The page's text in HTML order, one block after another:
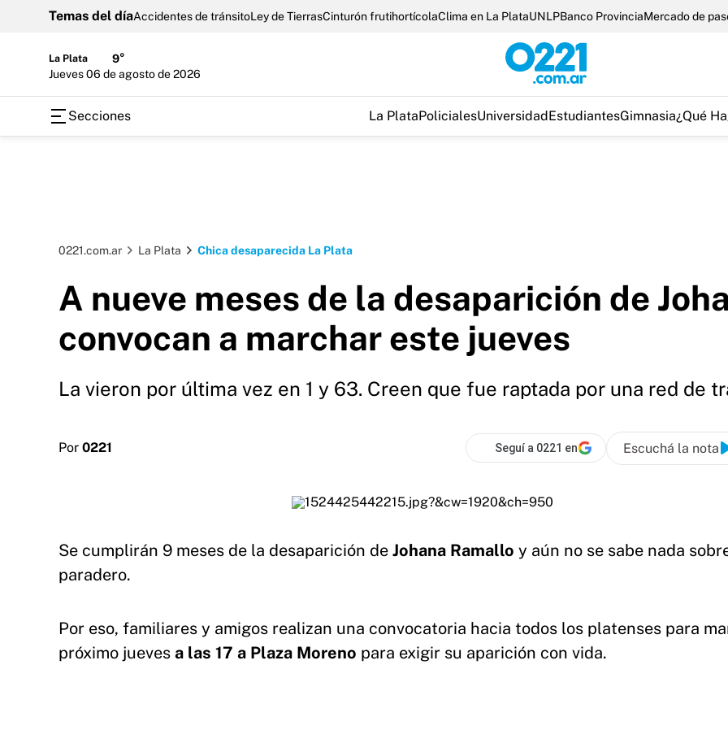
Temas del díaAccidentes de tránsitoLey de TierrasCinturón frutihortícolaClima en La PlataUNLPBanco ProvinciaMercado de
La Plata
9°
jueves 06 de agosto de 2026
Secciones La PlataPolicialesUniversidadEstudiantesGimnasia¿Qué
0221.com.ar La Plata Chica desaparecida La Plata
A nueve meses de la desaparición de
convocan a marchar este jueves
La vieron por última vez en 1 y 63. Creen que fue raptada por una red de
Por 0221 Seguí a 0221 en Escuchá la nota
Se cumplirán 9 meses de la desaparición de Johana Ramallo y aún no se sabe nada
paradero.
Por eso, familiares y amigos realizan una convocatoria hacia todos los platenses para
próximo jueves a las 17 a Plaza Moreno para exigir su aparición con vida.